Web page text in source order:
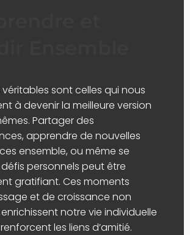
véritables sont celles qui nous
à devenir la meilleure version
Partager des
apprendre de nouvelles
ensemble, ou même se
personnels peut être
gratifiant. Ces moments
et de croissance non
notre vie individuelle
les liens d’amitié.